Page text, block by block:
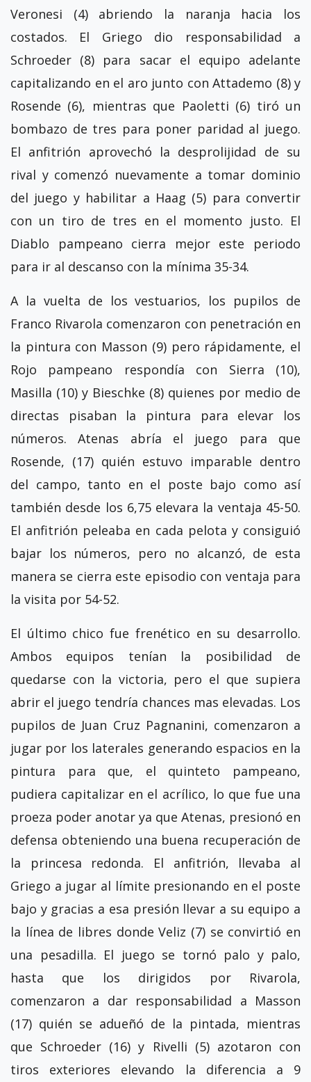
Veronesi (4) abriendo la naranja hacia los
costados. El Griego dio responsabilidad a
Schroeder (8) para sacar el equipo adelante
capitalizando en el aro junto con Attademo (8) y
Rosende (6), mientras que Paoletti (6) tiró un
bombazo de tres para poner paridad al juego.
El anfitrión aprovechó la desprolijidad de su
rival y comenzó nuevamente a tomar dominio
del juego y habilitar a Haag (5) para convertir
con un tiro de tres en el momento justo. El
Diablo pampeano cierra mejor este periodo
para ir al descanso con la mínima 35-34.
A la vuelta de los vestuarios, los pupilos de
Franco Rivarola comenzaron con penetración en
la pintura con Masson (9) pero rápidamente, el
Rojo pampeano respondía con Sierra (10),
Masilla (10) y Bieschke (8) quienes por medio de
directas pisaban la pintura para elevar los
números. Atenas abría el juego para que
Rosende, (17) quién estuvo imparable dentro
del campo, tanto en el poste bajo como así
también desde los 6,75 elevara la ventaja 45-50.
El anfitrión peleaba en cada pelota y consiguió
bajar los números, pero no alcanzó, de esta
manera se cierra este episodio con ventaja para
la visita por 54-52.
El último chico fue frenético en su desarrollo.
Ambos equipos tenían la posibilidad de
quedarse con la victoria, pero el que supiera
abrir el juego tendría chances mas elevadas. Los
pupilos de Juan Cruz Pagnanini, comenzaron a
jugar por los laterales generando espacios en la
pintura para que, el quinteto pampeano,
pudiera capitalizar en el acrílico, lo que fue una
proeza poder anotar ya que Atenas, presionó en
defensa obteniendo una buena recuperación de
la princesa redonda. El anfitrión, llevaba al
Griego a jugar al límite presionando en el poste
bajo y gracias a esa presión llevar a su equipo a
la línea de libres donde Veliz (7) se convirtió en
una pesadilla. El juego se tornó palo y palo,
hasta que los dirigidos por Rivarola,
comenzaron a dar responsabilidad a Masson
(17) quién se adueñó de la pintada, mientras
que Schroeder (16) y Rivelli (5) azotaron con
tiros exteriores elevando la diferencia a 9